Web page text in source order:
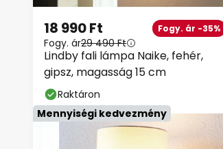
Lindby fali lámpa Naike, fehér,
gipsz, magasság 15 cm
18 990 Ft Fogy. ár -35%
Fogy. ár29 490 Ft
Mennyiségi kedvezmény